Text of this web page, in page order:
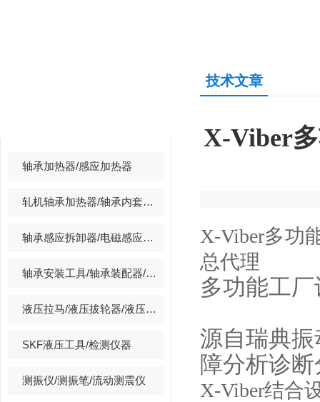
轴承加热器/感应加热器
轧机轴承加热器/轴承内套拆装加热器
轴承感应拆卸器/电磁感应拆卸器
轴承安装工具/轴承装配器/轴承冷装器
液压拉马/液压拔轮器/液压拉拔器/套装拉马
SKF液压工具/检测仪器
测振仪/测振笔/流动测震仪
技术文章
X-Viber
X-Viber多功
总代理
多功能工
源自瑞典
障分析诊
X-Viber结合